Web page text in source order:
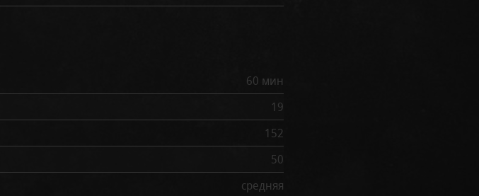
60 мин
19
152
50
средняя